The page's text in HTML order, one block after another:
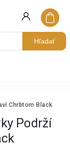
Hľadať
Chrbtom Black
Podrží